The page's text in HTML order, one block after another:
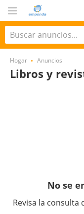
Hogar Anuncios
Libros y
No se
Revisa la consulta